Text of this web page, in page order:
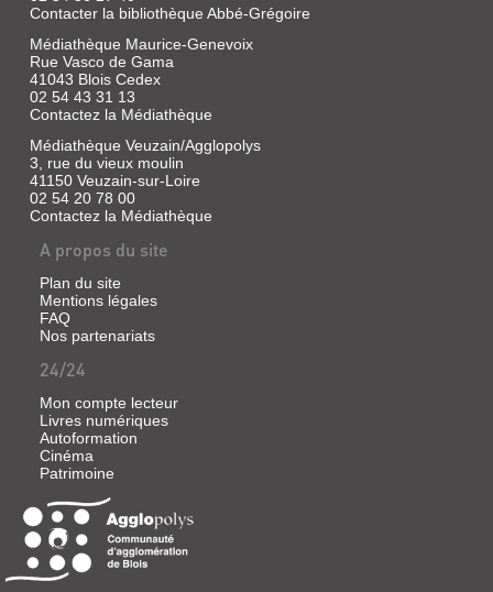
Contacter la bibliothèque Abbé-Grégoire
Médiathèque Maurice-Genevoix
Rue Vasco de Gama
41043 Blois Cedex
02 54 43 31 13
Contactez la Médiathèque
Médiathèque Veuzain/Agglopolys
3, rue du vieux moulin
41150 Veuzain-sur-Loire
02 54 20 78 00
Contactez la Médiathèque
A propos du site
Plan du site
Mentions légales
FAQ
Nos partenariats
24/24
Mon compte lecteur
Livres numériques
Autoformation
Cinéma
Patrimoine